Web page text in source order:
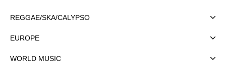
REGGAE/SKA/CALYPSO
EUROPE
WORLD MUSIC